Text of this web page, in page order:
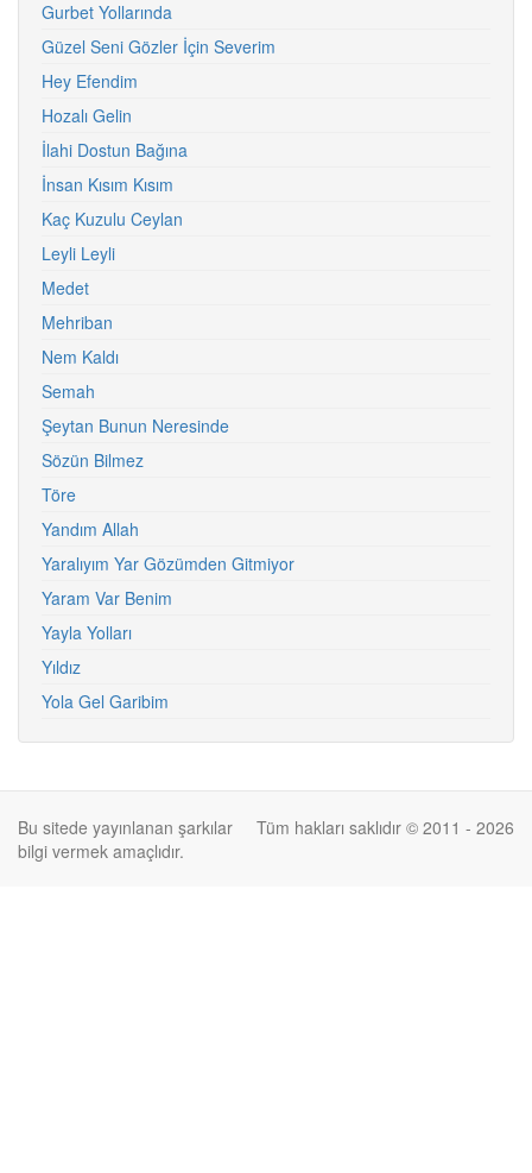
Gurbet Yollarında
Güzel Seni Gözler İçin Severim
Hey Efendim
Hozalı Gelin
İlahi Dostun Bağına
İnsan Kısım Kısım
Kaç Kuzulu Ceylan
Leyli Leyli
Medet
Mehriban
Nem Kaldı
Semah
Şeytan Bunun Neresinde
Sözün Bilmez
Töre
Yandım Allah
Yaralıyım Yar Gözümden Gitmiyor
Yaram Var Benim
Yayla Yolları
Yıldız
Yola Gel Garibim
Tüm hakları saklıdır © 2011 - 2026
Bu sitede yayınlanan şarkılar
bilgi vermek amaçlıdır.